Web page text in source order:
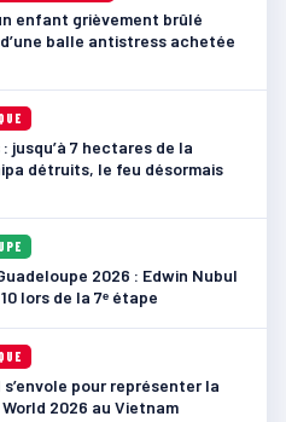
enfant grièvement brûlé
balle antistress achetée
jusqu’à 7 hectares de la
détruits, le feu désormais
2026 : Edwin Nubul
lors de la 7ᵉ étape
pour représenter la
2026 au Vietnam